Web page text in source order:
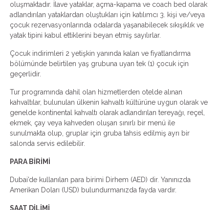
oluşmaktadır. İlave yataklar, açma-kapama ve coach bed olarak
adlandırılan yataklardan oluştukları için katılımcı 3. kişi ve/veya
çocuk rezervasyonlarında odalarda yaşanabilecek sıkışıklık ve
yatak tipini kabul ettiklerini beyan etmiş sayılırlar.
Çocuk indirimleri 2 yetişkin yanında kalan ve fiyatlandırma
bölümünde belirtilen yaş grubuna uyan tek (1) çocuk için
geçerlidir.
Tur programında dahil olan hizmetlerden otelde alınan
kahvaltılar, bulunulan ülkenin kahvaltı kültürüne uygun olarak ve
genelde kontinental kahvaltı olarak adlandırılan tereyağı, reçel,
ekmek, çay veya kahveden oluşan sınırlı bir menü ile
sunulmakta olup, gruplar için gruba tahsis edilmiş ayrı bir
salonda servis edilebilir.
PARA BİRİMİ
Dubai’de kullanılan para birimi Dirhem (AED) dir. Yanınızda
Amerikan Doları (USD) bulundurmanızda fayda vardır.
SAAT DİLİMİ